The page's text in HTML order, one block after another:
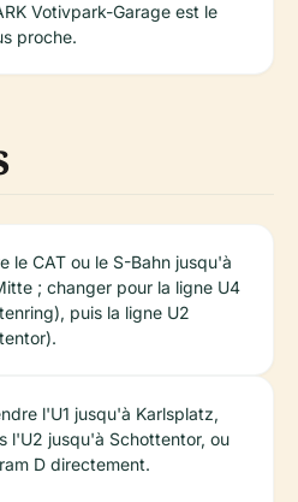
Votivpark-Garage est le
proche.
le CAT ou le S-Bahn jusqu'à
; changer pour la ligne U4
puis la ligne U2
l'U1 jusqu'à Karlsplatz,
l'U2 jusqu'à Schottentor, ou
D directement.